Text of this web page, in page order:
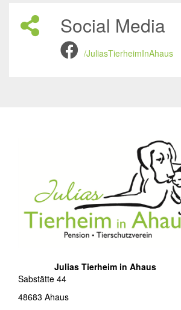
Social Media
/JuliasTierheimInAhaus
Julias Tierheim in Ahaus
Sabstätte 44
48683 Ahaus